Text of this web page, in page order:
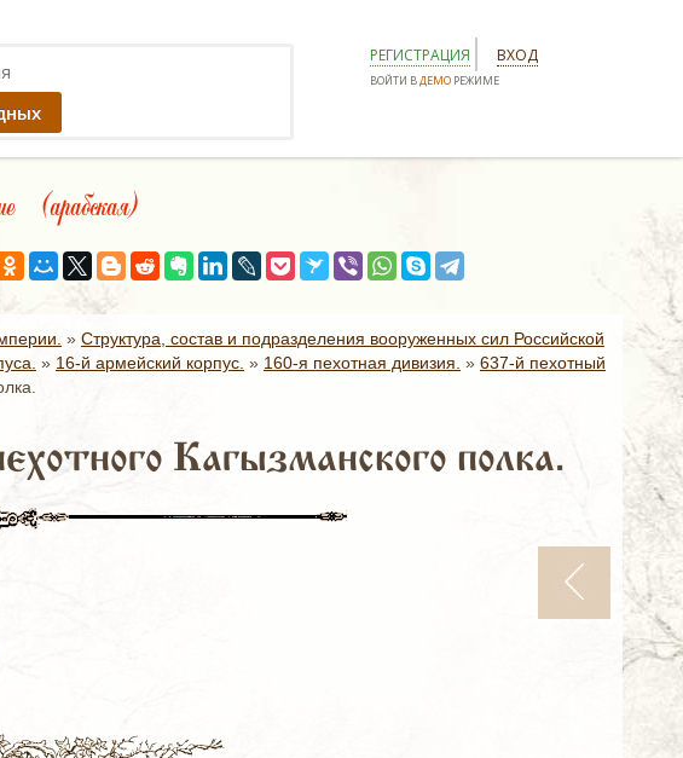
РЕГИСТРАЦИЯ ВХОД
ВОЙТИ ВДЕМО РЕЖИМЕ
(арабская)
» Структура, состав и подразделения вооруженных сил Российской
» 16-й армейский корпус. » 160-я пехотная дивизия. » 637-й пехотный
Кагызманского полка.